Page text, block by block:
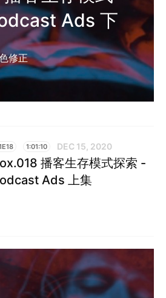
Ads 下
修正
1:01:10 DEC 15, 2020
播客生存模式探索 -
Ads 上集